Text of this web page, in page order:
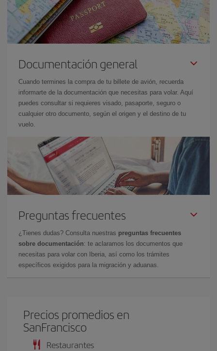
Documentación general
Cuando termines la compra de tu billete de avión, recuerda
informarte de la documentación que necesitas para volar. Aquí
puedes consultar si requieres visado, pasaporte, seguro o
cualquier otro documento, según el origen y el destino de tu
vuelo.
Preguntas frecuentes
¿Tienes dudas? Consulta nuestras preguntas frecuentes
sobre documentación: te aclaramos los documentos que
necesitas para volar con Iberia, así como los trámites
específicos exigidos para la migración y aduanas.
Precios promedios en
SanFrancisco
Restaurantes